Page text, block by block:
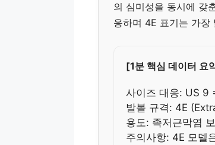
의 심미성을 동시에 갖
응하며 4E 표기는 가장
[1분 핵심 데이터 요
사이즈 대응: US 9
발볼 규격: 4E
용도: 족저근막염
주의사항: 4E 모델